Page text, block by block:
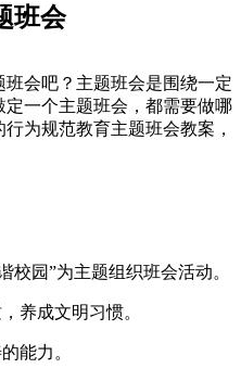
班会
班会吧？主题班会是围绕一定
一个主题班会，都需要做哪
为规范教育主题班会教案，
校园”为主题组织班会活动。
养成文明习惯。
能力。